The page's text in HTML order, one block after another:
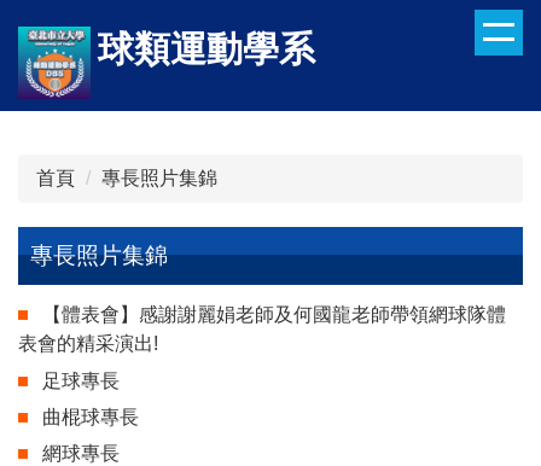
到
主
要
球類運動學系
首頁 專長照片集錦
專長照片集錦
【體表會】感謝謝麗娟老師及何國龍老師帶領網球隊體
表會的精采演出!
足球專長
曲棍球專長
網球專長